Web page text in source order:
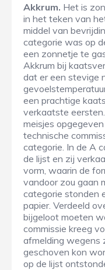
Akkrum. Het is
in het teken van
middel van
categorie was op
een zonnetje te
Akkrum bij
dat er een stevige
een prachtige
verkaatste
meisjes
technische
categorie. In de A
de lijst en zij
vorm, waarin de
vandoor zou gaan
categorie stonden
papier. Verdeeld
bijgeloot moeten
commissie kreeg
afmelding wegens
geschoven kon
op de lijst